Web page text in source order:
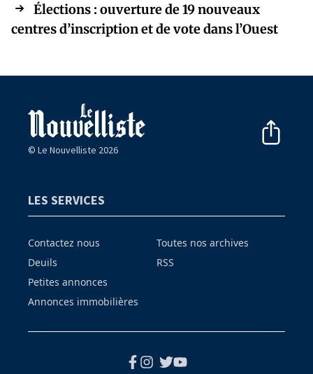
Élections : ouverture de 19 nouveaux
centres d’inscription et de vote dans l’Ouest
© Le Nouvelliste 2026
LES SERVICES
Contactez nous
Deuils
Petites annonces
Annonces immobilières
Toutes nos archives
RSS